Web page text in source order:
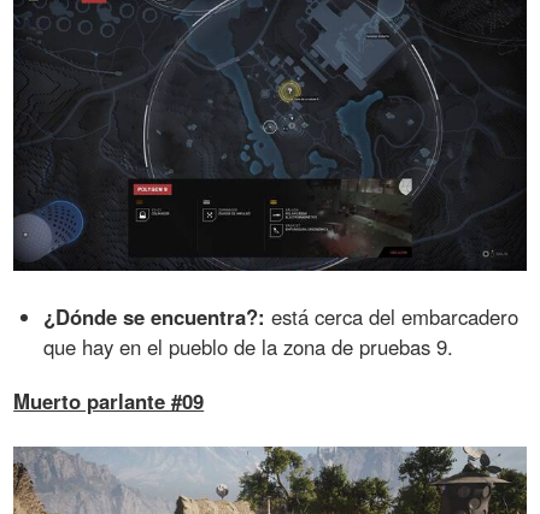
¿Dónde se encuentra?: está cerca del embarcadero
que hay en el pueblo de la zona de pruebas 9.
Muerto parlante #09